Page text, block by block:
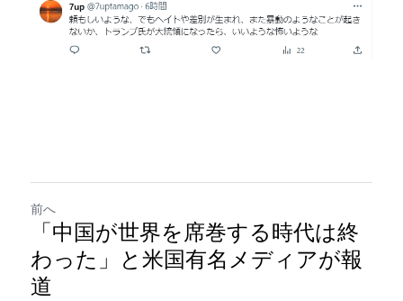
前へ
「中国が世界を席巻する時代は終
わった」と米国有名メディアが報
道